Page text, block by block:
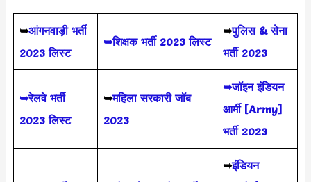
➥आंगनवाड़ी भर्ती
2023 लिस्ट
➥शिक्षक भर्ती 2023 लिस्ट
➥पुलिस & सेना
भर्ती 2023
➥रेलवे भर्ती
2023 लिस्ट
➥महिला सरकारी जॉब
2023
➥जॉइन इंडियन
आर्मी [Army]
भर्ती 2023
➥इंडियन